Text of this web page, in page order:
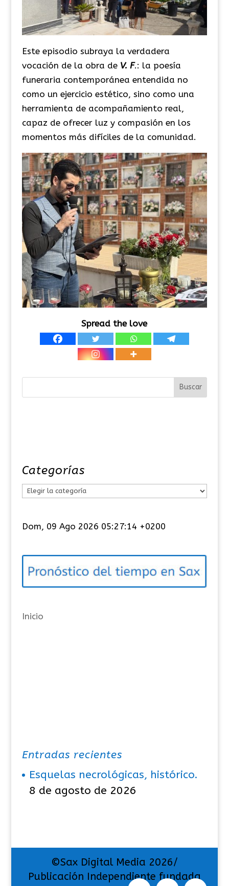
Este episodio subraya la verdadera
vocación de la obra de V. F.: la poesía
funeraria contemporánea entendida no
como un ejercicio estético, sino como una
herramienta de acompañamiento real,
capaz de ofrecer luz y compasión en los
momentos más difíciles de la comunidad.
Spread the love
Categorías
e
o
í
s
Dom, 09 Ago 2026 05:27:14 +0200
Inicio
Entradas recientes
Esquelas necrológicas, histórico.
8 de agosto de 2026
©Sax Digital Media 2026/
Publicación Independiente fundada